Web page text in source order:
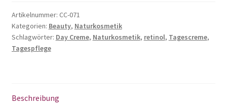
Menge
Artikelnummer: CC-071
Kategorien: Beauty, Naturkosmetik
Schlagwörter: Day Creme, Naturkosmetik, retinol, Tagescreme,
Tagespflege
Beschreibung